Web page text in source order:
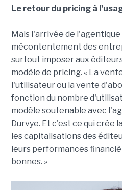
Le retour du pricing à
Mais l'arrivée de l'agentique
mécontentement des
surtout imposer aux
modèle de pricing. « La
l'utilisateur ou la vente
fonction du nombre
modèle soutenable avec
Durvye. Et c'est ce qui crée
les capitalisations des
leurs performances
bonnes. »